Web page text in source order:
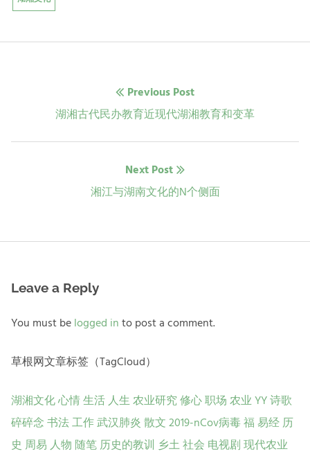
导
Previous Post
Previous
湖湘古代民办教育近现代湖湘教育和变革
Next Post
Next
湘江与湖南文化的N个侧面
Leave a Reply
You must belogged into post a comment.
草根网文章标签（TagCloud）
湖湘文化心情生活人生农业研究修心职场农业YY诗歌
碎碎念书法工作武汉肺炎散文2019-nCov病毒福易经历
史 周易人物随笔历史的教训 乡土社会 电视剧现代农业